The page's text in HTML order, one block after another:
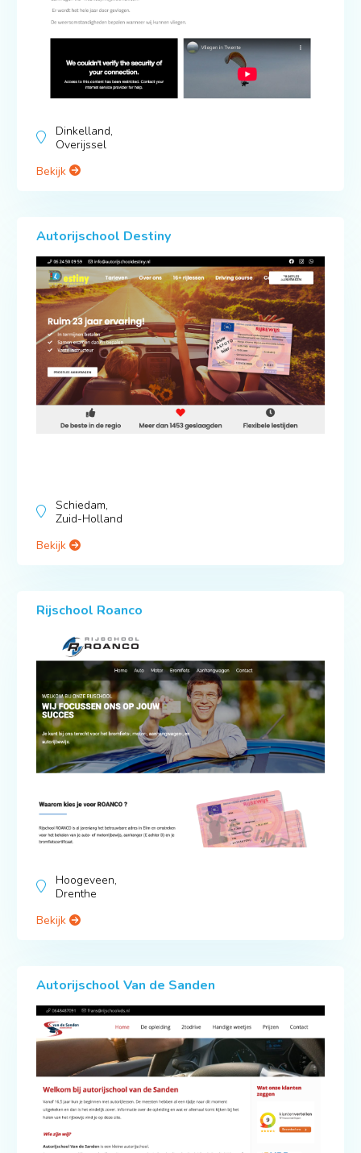
Dinkelland,
Overijssel
Bekijk
Autorijschool Destiny
Schiedam,
Zuid-Holland
Bekijk
Rijschool Roanco
Hoogeveen,
Drenthe
Bekijk
Autorijschool Van de Sanden